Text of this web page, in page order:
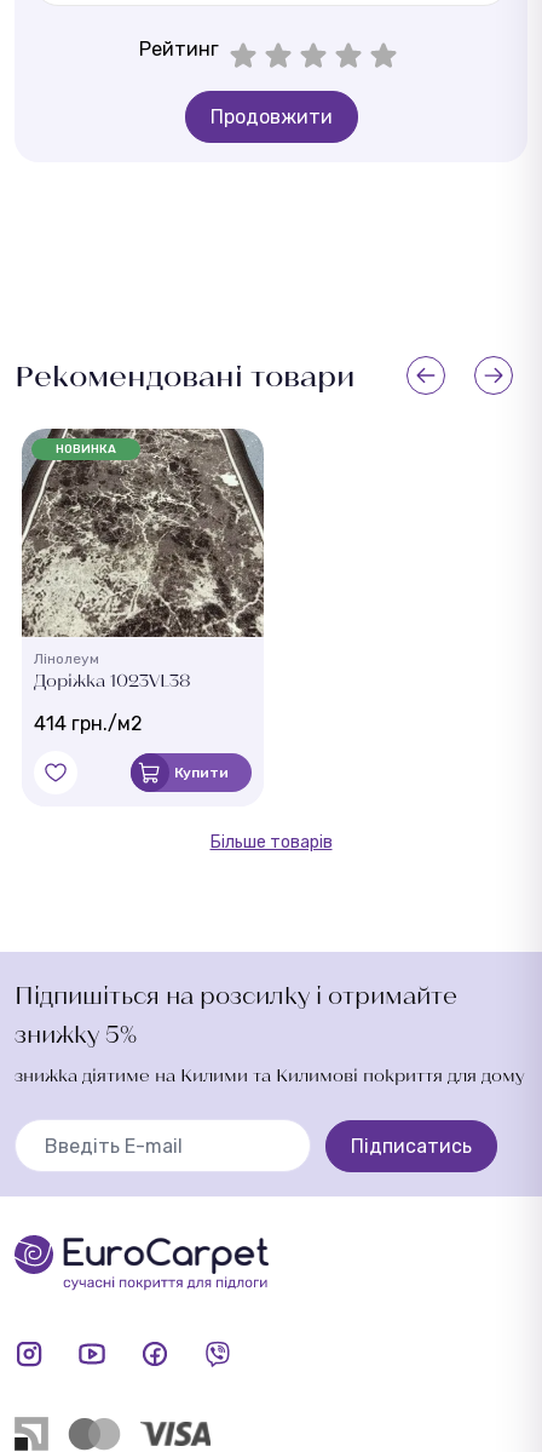
Рейтинг
Продовжити
Рекомендовані товари
НОВИНКА
Лінолеум
Доріжка 1023VL38
414 грн./м2
Купити
Більше товарів
Підпишіться на розсилку і отримайте
знижку 5%
знижка діятиме на Килими та Килимові покриття для дому
Підписатись